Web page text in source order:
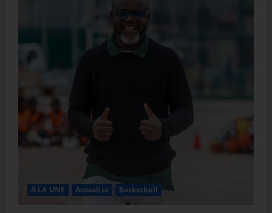
A LA UNE Actualité Basketball